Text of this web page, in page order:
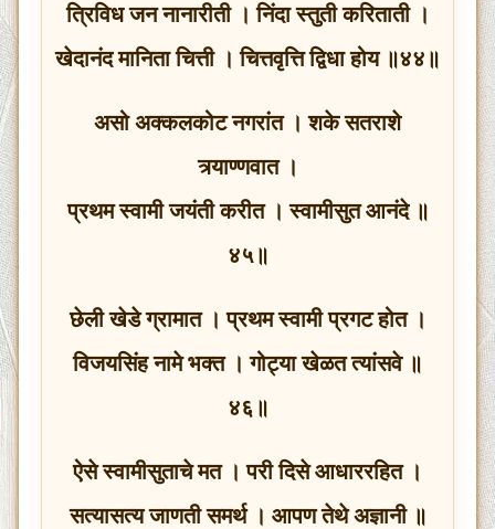
त्रिविध जन नानारीती । निंदा स्तुती करिताती ।
खेदानंद मानिता चित्ती । चित्तवृत्ति द्विधा होय ॥४४॥
असो अक्कलकोट नगरांत । शके सतराशे
त्र्याण्णवात ।
प्रथम स्वामी जयंती करीत । स्वामीसुत आनंदे ॥
४५॥
छेली खेडे ग्रामात । प्रथम स्वामी प्रगट होत ।
विजयसिंह नामे भक्त । गोट्या खेळत त्यांसवे ॥
४६॥
ऐसे स्वामीसुताचे मत । परी दिसे आधाररहित ।
सत्यासत्य जाणती समर्थ । आपण तेथे अज्ञानी ॥